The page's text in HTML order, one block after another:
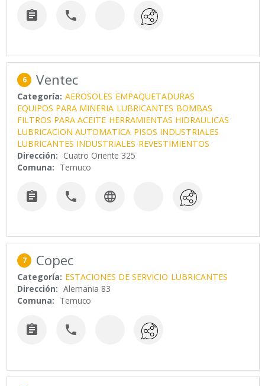
 
6 Ventec
Categoría: AEROSOLES EMPAQUETADURAS
EQUIPOS PARA MINERIA LUBRICANTES BOMBAS
FILTROS PARA ACEITE HERRAMIENTAS HIDRAULICAS
LUBRICACION AUTOMATICA PISOS INDUSTRIALES
LUBRICANTES INDUSTRIALES REVESTIMIENTOS
Dirección: Cuatro Oriente 325
Comuna: Temuco
  
7 Copec
Categoría: ESTACIONES DE SERVICIO LUBRICANTES
Dirección: Alemania 83
Comuna: Temuco
 